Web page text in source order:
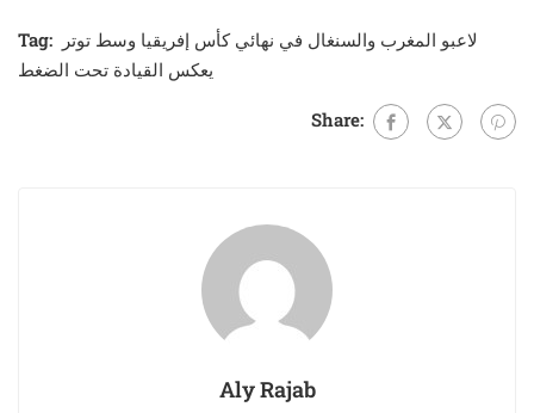
Tag:
لاعبو المغرب والسنغال في نهائي كأس إفريقيا وسط توتر
يعكس القيادة تحت الضغط
Share:
Aly Rajab